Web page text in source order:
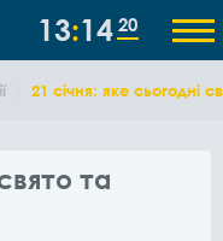
13 14 21
21 січня: яке сьогодні
та